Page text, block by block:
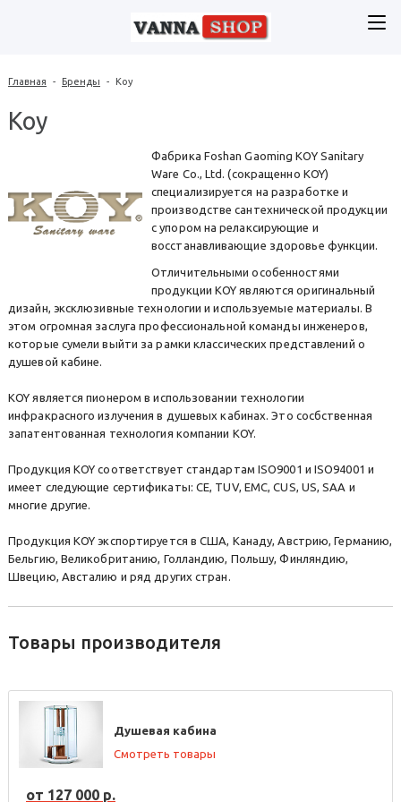
Главная - Бренды - Koy
Koy
Фабрика Foshan Gaoming KOY Sanitary
Ware Co., Ltd. (сокращенно KOY)
специализируется на разработке и
производстве сантехнической продукции
с упором на релаксирующие и
восстанавливающие здоровье функции.
Отличительными особенностями
продукции KOY являются оригинальный
дизайн, эксклюзивные технологии и используемые материалы. В
этом огромная заслуга профессиональной команды инженеров,
которые сумели выйти за рамки классических представлений о
душевой кабине.
KOY является пионером в использовании технологии
инфракрасного излучения в душевых кабинах. Это сосбственная
запатентованная технология компании KOY.
Продукция KOY соответствует стандартам ISO9001 и ISO94001 и
имеет следующие сертификаты: CE, TUV, EMC, CUS, US, SAA и
многие другие.
Продукция KOY экспортируется в США, Канаду, Австрию, Германию,
Бельгию, Великобританию, Голландию, Польшу, Финляндию,
Швецию, Австалию и ряд других стран.
Товары производителя
Душевая кабина
Смотреть товары
от 127 000 р.